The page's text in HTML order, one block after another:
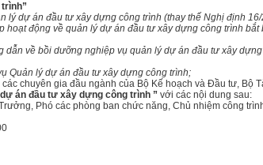
dự án đầu tư xây dựng công trình (thay thế Nghị định
động về quản lý dự án đầu tư xây dựng công trình
về bồi dưỡng nghiệp vụ quản lý dự án đầu tư xây
Quản lý dự án đầu tư xây dựng công trình;
chuyên gia đầu ngành của Bộ Kế hoạch và Đầu tư, Bộ
án đầu tư xây dựng công trình ” với các nội dung sau:
Phó các phòng ban chức năng, Chủ nhiệm công